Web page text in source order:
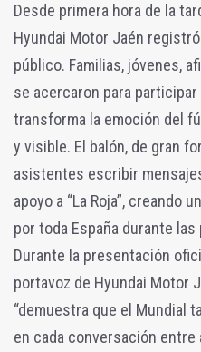
Desde primera hora de la
Hyundai Motor Jaén
público. Familias, jóvenes,
se acercaron para
transforma la emoción del
y visible. El balón, de gran
asistentes escribir
apoyo a “La Roja”, creando
por toda España durante
Durante la presentación
portavoz de Hyundai Motor
“demuestra que el Mundial
en cada conversación entre